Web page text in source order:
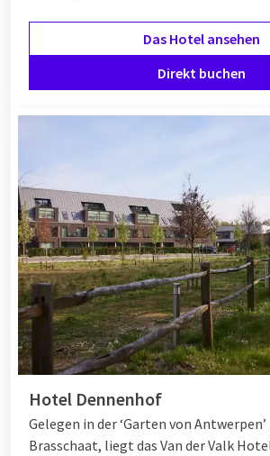
Das Hotel ansehen
Direkt buchen
Hotel Dennenhof
Gelegen in der ‘Garten von
Brasschaat, liegt das Van der Valk